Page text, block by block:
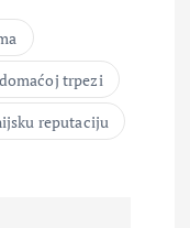
trpezi
reputaciju